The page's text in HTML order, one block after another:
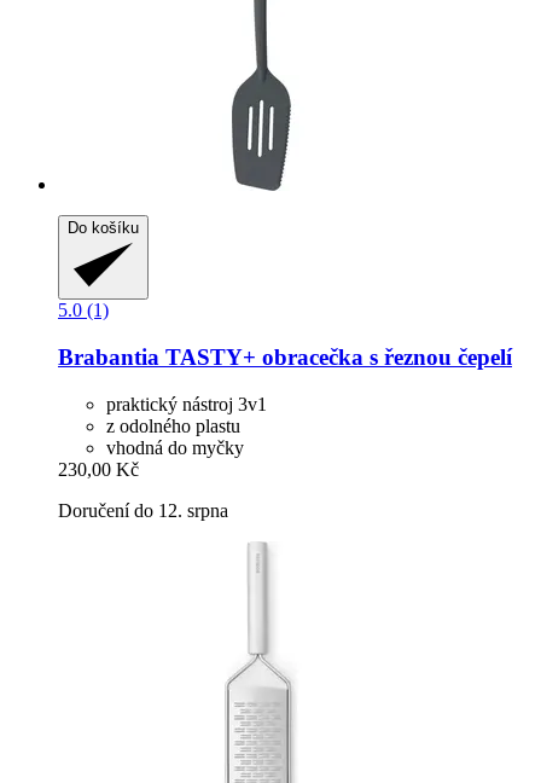
Do košíku
5.0 (1)
Brabantia TASTY+ obracečka s řeznou čepelí
praktický nástroj 3v1
z odolného plastu
vhodná do myčky
230,00 Kč
Doručení do 12. srpna